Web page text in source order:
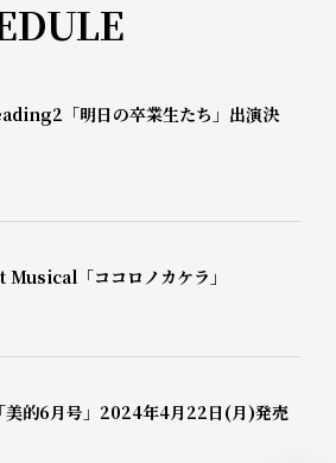
「明日の卒業生たち」出演決
Musical「ココロノカケラ」
美的6月号」2024年4月22日(月)発売